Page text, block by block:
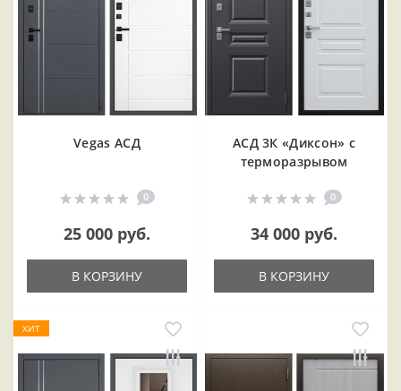
Vegas АСД
0
25 000 руб.
В КОРЗИНУ
АСД 3К «Диксон» с
терморазрывом
0
34 000 руб.
В КОРЗИНУ
ХИТ